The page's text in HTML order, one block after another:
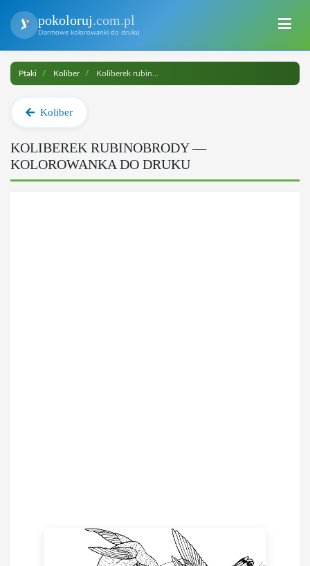
pokoloruj.com.pl
Darmowe kolorowanki do druku
Ptaki Koliber Koliberek rubinobrody do druku
Koliber
KOLIBEREK RUBINOBRODY —
KOLOROWANKA DO DRUKU